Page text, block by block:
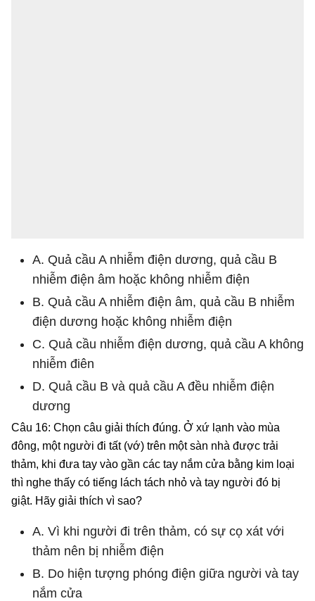
A. Quả cầu A nhiễm điện dương, quả cầu B
nhiễm điện âm hoặc không nhiễm điện
B. Quả cầu A nhiễm điện âm, quả cầu B nhiễm
điện dương hoặc không nhiễm điện
C. Quả cầu nhiễm điện dương, quả cầu A không
nhiễm điên
D. Quả cầu B và quả cầu A đều nhiễm điện
dương
Câu 16: Chọn câu giải thích đúng. Ở xứ lạnh vào mùa
đông, một người đi tất (vớ) trên một sàn nhà được trải
thảm, khi đưa tay vào gần các tay nắm cửa bằng kim loại
thì nghe thấy có tiếng lách tách nhỏ và tay người đó bị
giật. Hãy giải thích vì sao?
A. Vì khi người đi trên thảm, có sự cọ xát với
thảm nên bị nhiễm điện
B. Do hiện tượng phóng điện giữa người và tay
nắm cửa